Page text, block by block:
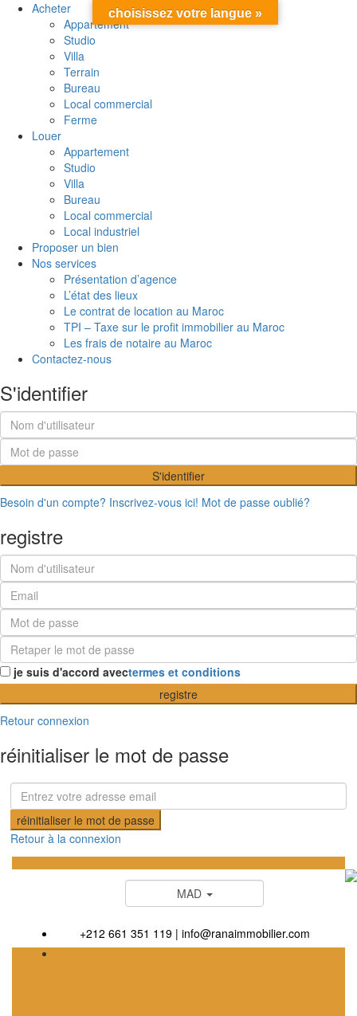
Acheter
Appartement
Studio
Villa
Terrain
Bureau
Local commercial
Ferme
Louer
Appartement
Studio
Villa
Bureau
Local commercial
Local industriel
Proposer un bien
Nos services
Présentation d’agence
L’état des lieux
Le contrat de location au Maroc
TPI – Taxe sur le profit immobilier au Maroc
Les frais de notaire au Maroc
Contactez-nous
S'identifier
S'identifier
Besoin d'un compte? Inscrivez-vous ici! Mot de passe oublié?
registre
je suis d'accord avectermes et conditions
registre
Retour connexion
réinitialiser le mot de passe
réinitialiser le mot de passe
Retour à la connexion
MAD
+212 661 351 119| info@ranaimmobilier.com
choisissez votre langue »